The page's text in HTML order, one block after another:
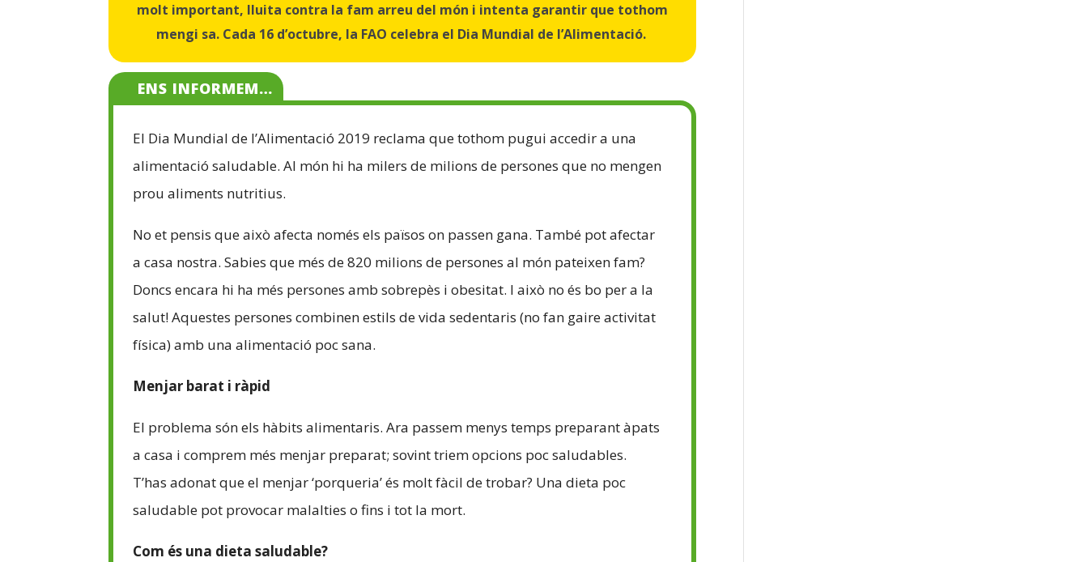
molt important, lluita contra la fam arreu del món i intenta garantir que tothom
mengi sa. Cada 16 d’octubre, la FAO celebra el Dia Mundial de l’Alimentació.
ENS INFORMEM…
El Dia Mundial de l’Alimentació 2019 reclama que tothom pugui accedir a una
alimentació saludable. Al món hi ha milers de milions de persones que no mengen
prou aliments nutritius.
No et pensis que això afecta només els països on passen gana. També pot afectar
a casa nostra. Sabies que més de 820 milions de persones al món pateixen fam?
Doncs encara hi ha més persones amb sobrepès i obesitat. I això no és bo per a la
salut! Aquestes persones combinen estils de vida sedentaris (no fan gaire activitat
física) amb una alimentació poc sana.
Menjar barat i ràpid
El problema són els hàbits alimentaris. Ara passem menys temps preparant àpats
a casa i comprem més menjar preparat; sovint triem opcions poc saludables.
T’has adonat que el menjar ‘porqueria’ és molt fàcil de trobar? Una dieta poc
saludable pot provocar malalties o fins i tot la mort.
Com és una dieta saludable?